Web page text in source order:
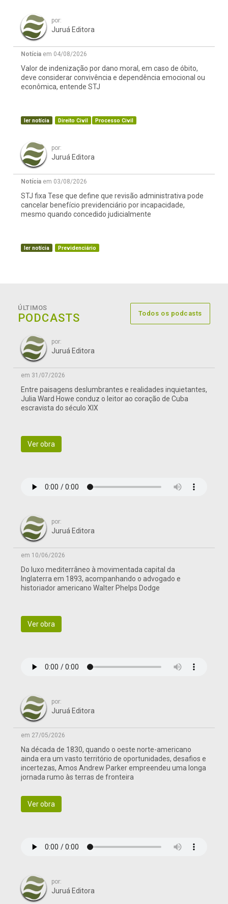
por:
Juruá Editora
Notícia em 04/08/2026
Valor de indenização por dano moral, em caso de óbito,
deve considerar convivência e dependência emocional ou
econômica, entende STJ
ler notícia Direito Civil Processo Civil
por:
Juruá Editora
Notícia em 03/08/2026
STJ fixa Tese que define que revisão administrativa pode
cancelar benefício previdenciário por incapacidade,
mesmo quando concedido judicialmente
ler notícia Previdenciário
ÚLTIMOS
PODCASTS Todos os podcasts
por:
Juruá Editora
em 31/07/2026
Entre paisagens deslumbrantes e realidades inquietantes,
Julia Ward Howe conduz o leitor ao coração de Cuba
escravista do século XIX
Ver obra
por:
Juruá Editora
em 10/06/2026
Do luxo mediterrâneo à movimentada capital da
Inglaterra em 1893, acompanhando o advogado e
historiador americano Walter Phelps Dodge
Ver obra
por:
Juruá Editora
em 27/05/2026
Na década de 1830, quando o oeste norte-americano
ainda era um vasto território de oportunidades, desafios e
incertezas, Amos Andrew Parker empreendeu uma longa
jornada rumo às terras de fronteira
Ver obra
por:
Juruá Editora